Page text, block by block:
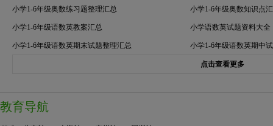
小学1-6年级奥数练习题整理汇总 小学1-6年级奥数知识点
小学1-6年级语数英教案汇总 小学语数英试题资料大全
小学1-6年级语数英期末试题整理汇总 小学1-6年级语数英期中
点击查看更多
教育导航